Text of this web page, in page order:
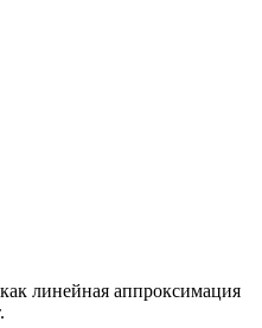
линейная аппроксимация